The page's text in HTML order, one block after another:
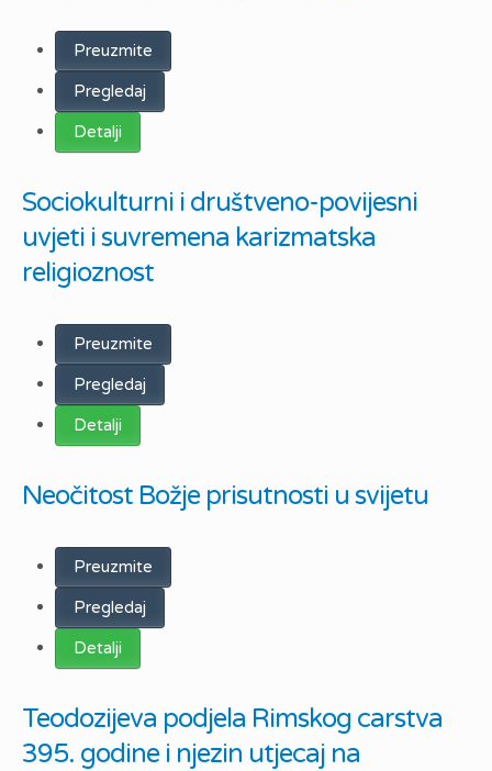
Preuzmite
Pregledaj
Detalji
Sociokulturni i društveno-povijesni
uvjeti i suvremena karizmatska
religioznost
Preuzmite
Pregledaj
Detalji
Neočitost Božje prisutnosti u svijetu
Preuzmite
Pregledaj
Detalji
Teodozijeva podjela Rimskog carstva
395. godine i njezin utjecaj na